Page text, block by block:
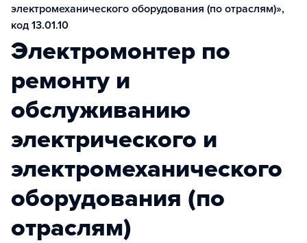
электромеханического оборудования (по отраслям)»,
код 13.01.10
Электромонтер по
ремонту и
обслуживанию
электрического и
электромеханического
оборудования (по
отраслям)